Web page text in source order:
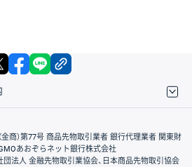
X facebook
商）第77号 商品先物取引業者 銀行代理業者 関東財
GMOあおぞらネット銀行株式会社
団法人 金融先物取引業協会、日本商品先物取引協会